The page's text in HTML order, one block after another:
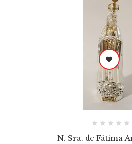
N. Sra. de Fátima